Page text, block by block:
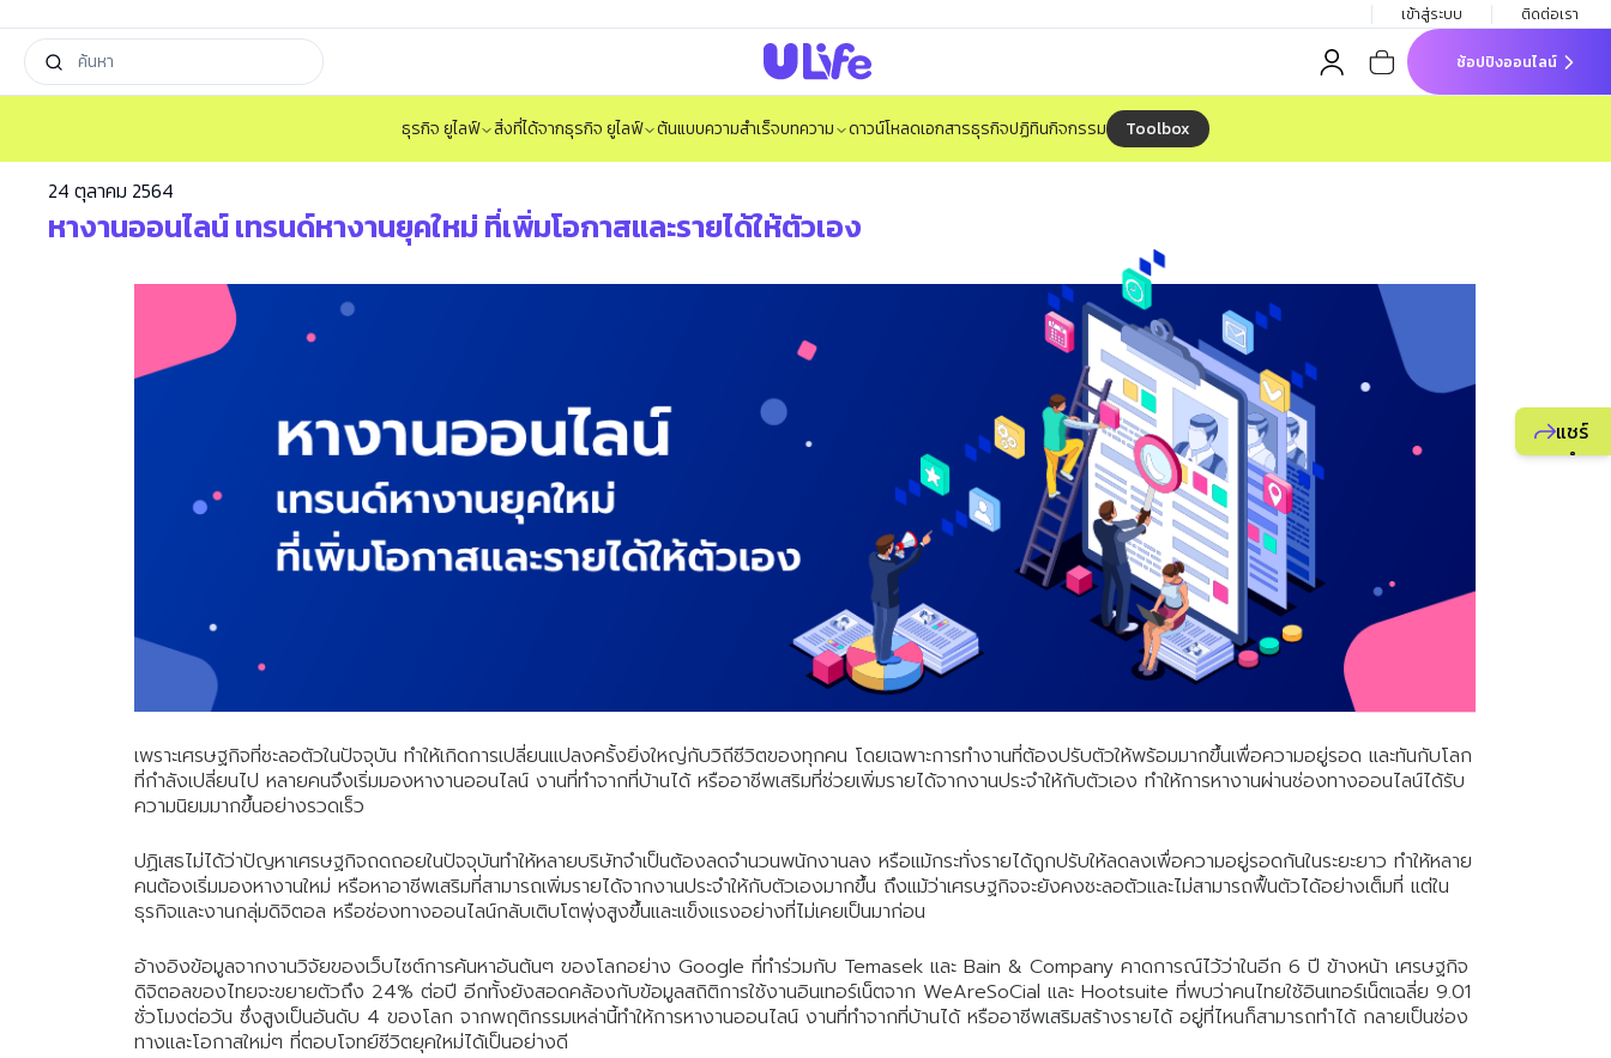
แชร์
แนะนำ
เข้าสู่ระบบ ติดต่อเรา
ช้อปปิงออนไลน์
ธุรกิจ ยูไลฟ์ สิ่งที่ได้จากธุรกิจ ยูไลฟ์ ต้นแบบความสำเร็จบทความ ดาวน์โหลดเอกสารธุรกิจปฏิทินกิจกรรม Toolbox
24 ตุลาคม 2564
หางานออนไลน์ เทรนด์หางานยุคใหม่ ที่เพิ่มโอกาสและรายได้ให้ตัวเอง
เพราะเศรษฐกิจที่ชะลอตัวในปัจจุบัน ทำให้เกิดการเปลี่ยนแปลงครั้งยิ่งใหญ่กับวิถีชีวิตของทุกคน โดยเฉพาะการทำงานที่ต้องปรับตัวให้พร้อมมากขึ้นเพื่อความอยู่รอด และทันกับโลก
ที่กำลังเปลี่ยนไป หลายคนจึงเริ่มมองหางานออนไลน์ งานที่ทำจากที่บ้านได้ หรืออาชีพเสริมที่ช่วยเพิ่มรายได้จากงานประจำให้กับตัวเอง ทำให้การหางานผ่านช่องทางออนไลน์ได้รับ
ความนิยมมากขึ้นอย่างรวดเร็ว
ปฏิเสธไม่ได้ว่าปัญหาเศรษฐกิจถดถอยในปัจจุบันทำให้หลายบริษัทจำเป็นต้องลดจำนวนพนักงานลง หรือแม้กระทั่งรายได้ถูกปรับให้ลดลงเพื่อความอยู่รอดกันในระยะยาว ทำให้หลาย
คนต้องเริ่มมองหางานใหม่ หรือหาอาชีพเสริมที่สามารถเพิ่มรายได้จากงานประจำให้กับตัวเองมากขึ้น ถึงแม้ว่าเศรษฐกิจจะยังคงชะลอตัวและไม่สามารถฟื้นตัวได้อย่างเต็มที่ แต่ใน
ธุรกิจและงานกลุ่มดิจิตอล หรือช่องทางออนไลน์กลับเติบโตพุ่งสูงขึ้นและแข็งแรงอย่างที่ไม่เคยเป็นมาก่อน
อ้างอิงข้อมูลจากงานวิจัยของเว็บไซต์การค้นหาอันต้นๆ ของโลกอย่าง Google ที่ทำร่วมกับ Temasek และ Bain & Company คาดการณ์ไว้ว่าในอีก 6 ปี ข้างหน้า เศรษฐกิจ
ดิจิตอลของไทยจะขยายตัวถึง 24% ต่อปี อีกทั้งยังสอดคล้องกับข้อมูลสถิติการใช้งานอินเทอร์เน็ตจาก WeAreSoCial และ Hootsuite ที่พบว่าคนไทยใช้อินเทอร์เน็ตเฉลี่ย 9.01
ชั่วโมงต่อวัน ซึ่งสูงเป็นอันดับ 4 ของโลก จากพฤติกรรมเหล่านี้ทำให้การหางานออนไลน์ งานที่ทำจากที่บ้านได้ หรืออาชีพเสริมสร้างรายได้อยู่ที่ไหนก็สามารถทำได้ กลายเป็นช่อง
ทางและโอกาสใหม่ๆ ที่ตอบโจทย์ชีวิตยุคใหม่ได้เป็นอย่างดี